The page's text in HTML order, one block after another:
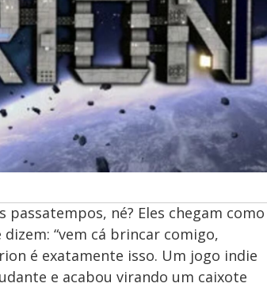
né? Eles chegam como
“vem cá brincar comigo,
é exatamente isso. Um jogo indie
e acabou virando um caixote